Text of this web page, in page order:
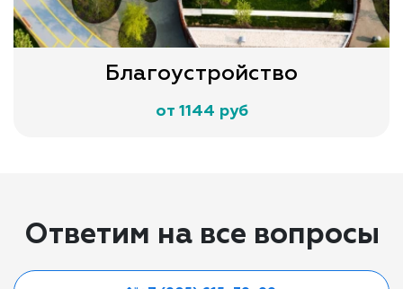
Благоустройство
от 1144 руб
Ответим на все вопросы